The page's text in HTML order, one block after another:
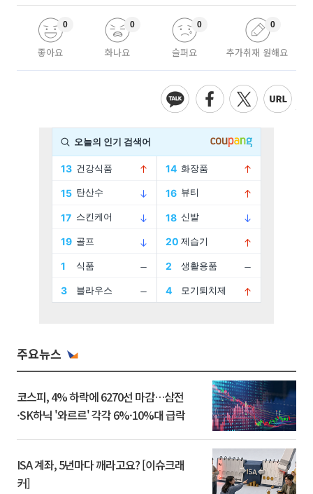
좋아요
0
화나요
0
슬퍼요
0
추가취재 원해요
0
주요뉴스
코스피, 4% 하락에 6270선 마감…삼전
·SK하닉 '와르르' 각각 6%·10%대 급락
ISA 계좌, 5년마다 깨라고요? [이슈크래
커]